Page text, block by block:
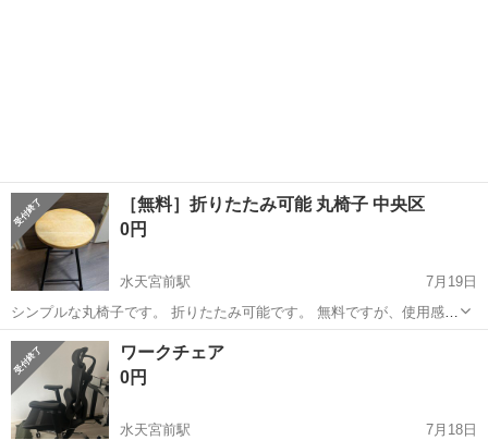
［無料］折りたたみ可能 丸椅子 中央区
0円
水天宮前駅
7月19日
シンプルな丸椅子です。 折りたたみ可能です。 無料ですが、使用感や
金属部分の錆などはありますのでご了承ください。 中央区水天宮前の
マンション前でお譲りしたく存じます。 他の商品もあるのでご検討く
ださい。
東京 中央区 水天宮前駅
ワークチェア
0円
水天宮前駅
7月18日